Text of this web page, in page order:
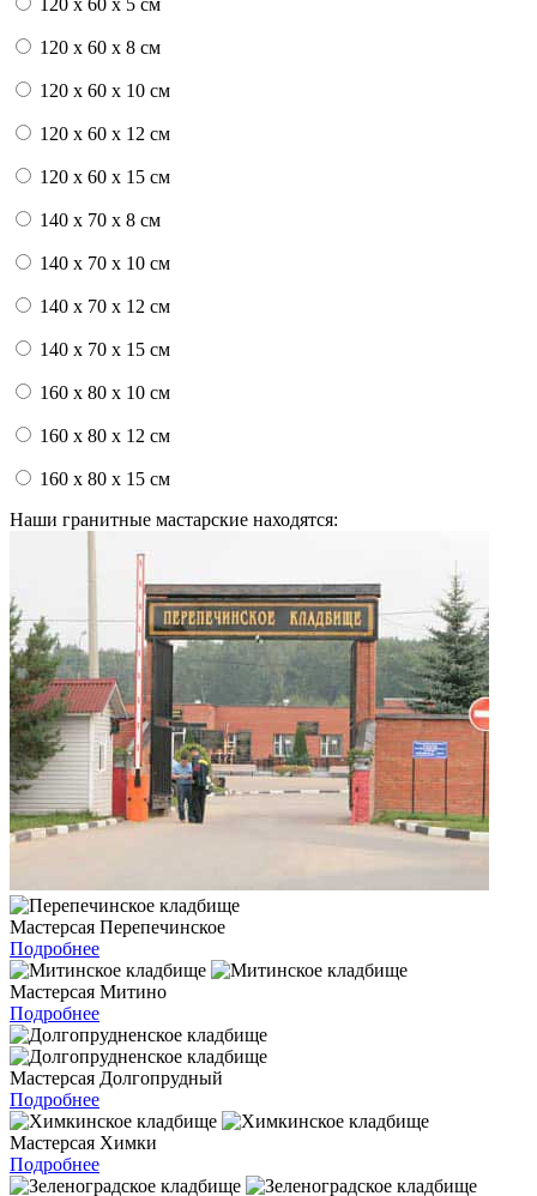
120 x 60 x 5 см
120 x 60 x 8 см
120 x 60 x 10 см
120 x 60 x 12 см
120 x 60 x 15 см
140 x 70 x 8 см
140 x 70 x 10 см
140 x 70 x 12 см
140 x 70 x 15 см
160 x 80 x 10 см
160 x 80 x 12 см
160 x 80 x 15 см
Наши гранитные мастарские находятся:
Мастерсая Перепечинское
Подробнее
Мастерсая Митино
Подробнее
Мастерсая Долгопрудный
Подробнее
Мастерсая Химки
Подробнее